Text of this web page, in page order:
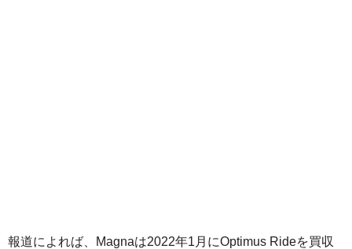
報道によれば、Magnaは2022年1月にOptimus Rideを買収